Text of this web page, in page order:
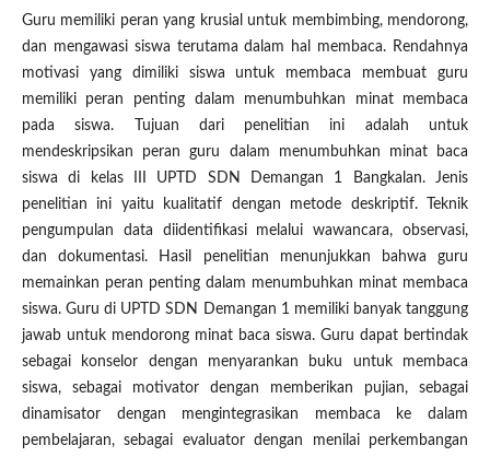
Guru memiliki peran yang krusial untuk membimbing, mendorong,
dan mengawasi siswa terutama dalam hal membaca. Rendahnya
motivasi yang dimiliki siswa untuk membaca membuat guru
memiliki peran penting dalam menumbuhkan minat membaca
pada siswa. Tujuan dari penelitian ini adalah untuk
mendeskripsikan peran guru dalam menumbuhkan minat baca
siswa di kelas III UPTD SDN Demangan 1 Bangkalan. Jenis
penelitian ini yaitu kualitatif dengan metode deskriptif. Teknik
pengumpulan data diidentifikasi melalui wawancara, observasi,
dan dokumentasi. Hasil penelitian menunjukkan bahwa guru
memainkan peran penting dalam menumbuhkan minat membaca
siswa. Guru di UPTD SDN Demangan 1 memiliki banyak tanggung
jawab untuk mendorong minat baca siswa. Guru dapat bertindak
sebagai konselor dengan menyarankan buku untuk membaca
siswa, sebagai motivator dengan memberikan pujian, sebagai
dinamisator dengan mengintegrasikan membaca ke dalam
pembelajaran, sebagai evaluator dengan menilai perkembangan